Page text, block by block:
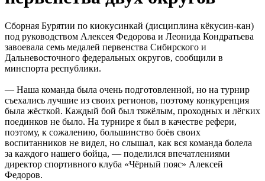
Сборная Бурятии по киокусинкай (дисциплина кёкусин-кан)
под руководством Алексея Федорова и Леонида Кондратьева
завоевала семь медалей первенства Сибирского и
Дальневосточного федеральных округов, сообщили в
минспорта республики.
— Наша команда была очень подготовленной, но на турнир
съехались лучшие из своих регионов, поэтому конкуренция
была жёсткой. Каждый бой был тяжёлым, проходных и лёгких
поединков не было. На турнире я был в качестве рефери,
поэтому, к сожалению, большинство боёв своих
воспитанников не видел, но слышал, как вся команда болела
за каждого нашего бойца, — поделился впечатлениями
директор спортивного клуба «Чёрный пояс» Алексей
Федоров.